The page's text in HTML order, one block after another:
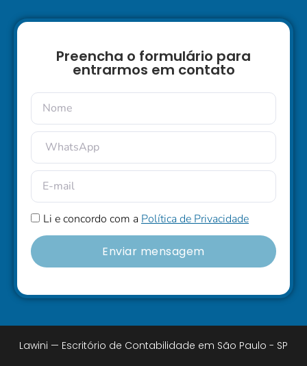
Preencha o formulário para
entrarmos em contato
Li e concordo com a Política de Privacidade
Enviar mensagem
Lawini — Escritório de Contabilidade em São Paulo - SP